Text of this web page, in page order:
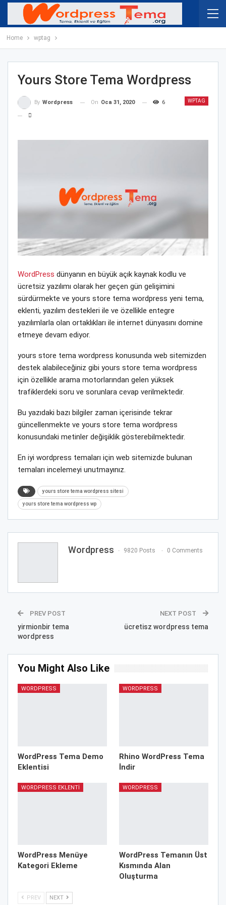
Home wptag
Yours Store Tema Wordpress
WPTAG
By Wordpress On Oca 31, 2020 6
WordPress dünyanın en büyük açık kaynak kodlu ve
ücretsiz yazılımı olarak her geçen gün gelişimini
sürdürmekte ve yours store tema wordpress yeni tema,
eklenti, yazılım destekleri ile ve özellikle entegre
yazılımlarla olan ortaklıkları ile internet dünyasını domine
etmeye devam ediyor.
yours store tema wordpress konusunda web sitemizden
destek alabileceğiniz gibi yours store tema wordpress
için özellikle arama motorlarından gelen yüksek
trafiklerdeki soru ve sorunlara cevap verilmektedir.
Bu yazıdaki bazı bilgiler zaman içerisinde tekrar
güncellenmekte ve yours store tema wordpress
konusundaki metinler değişiklik gösterebilmektedir.
En iyi wordpress temaları için web sitemizde bulunan
temaları incelemeyi unutmayınız.
yours store tema wordpress sitesi
yours store tema wordpress wp
Wordpress 9820 Posts 0 Comments
PREV POST
yirmionbir tema
wordpress
NEXT POST
ücretisz wordpress tema
You Might Also Like
WORDPRESS
WordPress Tema Demo
Eklentisi
WORDPRESS
Rhino WordPress Tema
İndir
WORDPRESS EKLENTI
WordPress Menüye
Kategori Ekleme
WORDPRESS
WordPress Temanın Üst
Kısmında Alan
Oluşturma
PREV NEXT